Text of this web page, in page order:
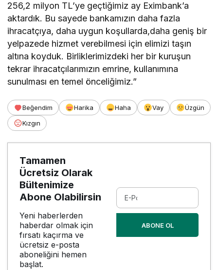
256,2 milyon TL’ye geçtiğimiz ay Eximbank’a
aktardık. Bu sayede bankamızın daha fazla
ihracatçıya, daha uygun koşullarda,daha geniş bir
yelpazede hizmet verebilmesi için elimizi taşın
altına koyduk. Birliklerimizdeki her bir kuruşun
tekrar ihracatçılarımızın emrine, kullanımına
sunulması en temel önceliğimiz.”
Beğendim Harika Haha Vay
Üzgün
Kızgın
Tamamen
Ücretsiz Olarak
Bültenimize
Abone Olabilirsin
Yeni haberlerden
haberdar olmak için
fırsatı kaçırma ve
ücretsiz e-posta
aboneliğini hemen
başlat.
ABONE OL